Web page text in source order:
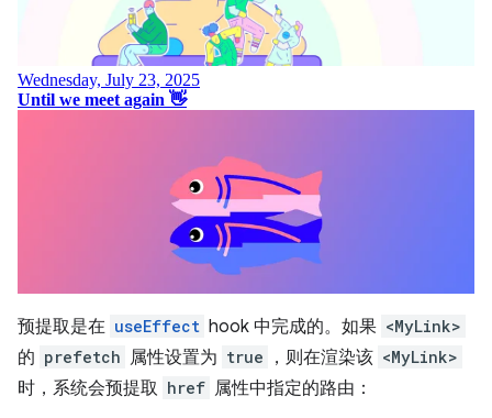
预提取是在 useEffect hook 中完成的。如果 <MyLink>
的 prefetch 属性设置为 true ，则在渲染该 <MyLink>
时，系统会预提取 href 属性中指定的路由：